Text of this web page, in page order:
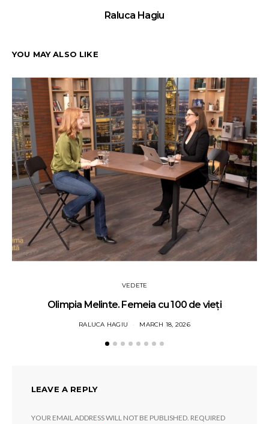
Raluca Hagiu
YOU MAY ALSO LIKE
VEDETE
Olimpia Melinte. Femeia cu 100 de vieți
RALUCA HAGIU MARCH 18, 2026
LEAVE A REPLY
YOUR EMAIL ADDRESS WILL NOT BE PUBLISHED. REQUIRED